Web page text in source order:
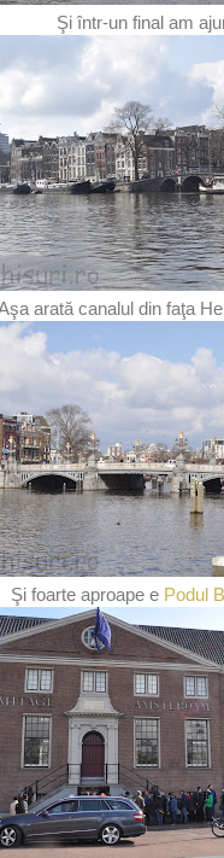
Şi într-un final am
arată canalul din faţa
Şi foarte aproape e Podul